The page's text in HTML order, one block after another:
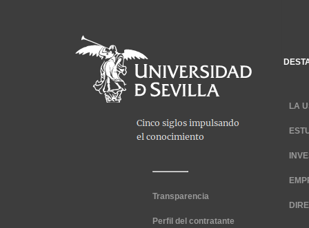
Transparencia
Perfil del contratante
LA